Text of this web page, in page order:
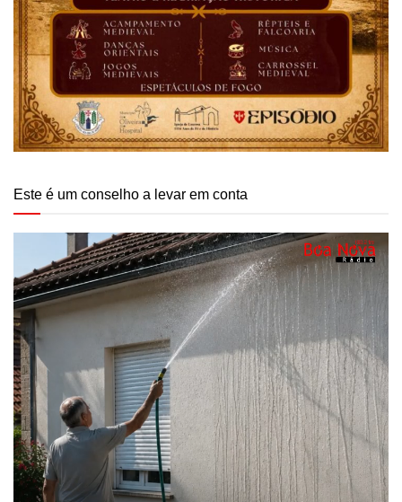
Este é um conselho a levar em conta